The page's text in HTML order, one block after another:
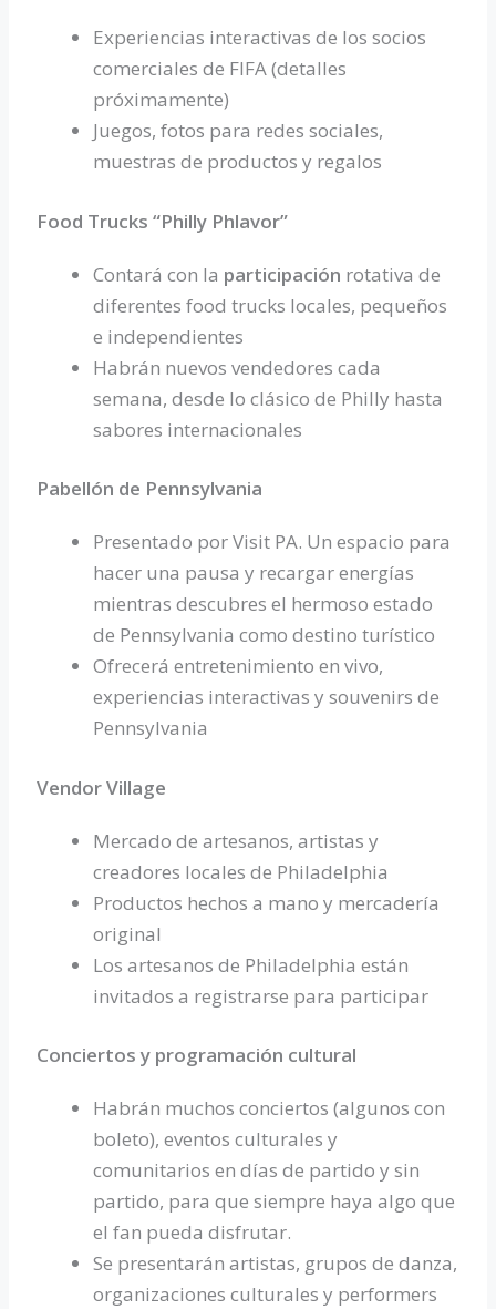
Experiencias interactivas de los socios
comerciales de FIFA (detalles
próximamente)
Juegos, fotos para redes sociales,
muestras de productos y regalos
Food Trucks “Philly Phlavor”
Contará con la participación rotativa de
diferentes food trucks locales, pequeños
e independientes
Habrán nuevos vendedores cada
semana, desde lo clásico de Philly hasta
sabores internacionales
Pabellón de Pennsylvania
Presentado por Visit PA. Un espacio para
hacer una pausa y recargar energías
mientras descubres el hermoso estado
de Pennsylvania como destino turístico
Ofrecerá entretenimiento en vivo,
experiencias interactivas y souvenirs de
Pennsylvania
Vendor Village
Mercado de artesanos, artistas y
creadores locales de Philadelphia
Productos hechos a mano y mercadería
original
Los artesanos de Philadelphia están
invitados a registrarse para participar
Conciertos y programación cultural
Habrán muchos conciertos (algunos con
boleto), eventos culturales y
comunitarios en días de partido y sin
partido, para que siempre haya algo que
el fan pueda disfrutar.
Se presentarán artistas, grupos de danza,
organizaciones culturales y performers